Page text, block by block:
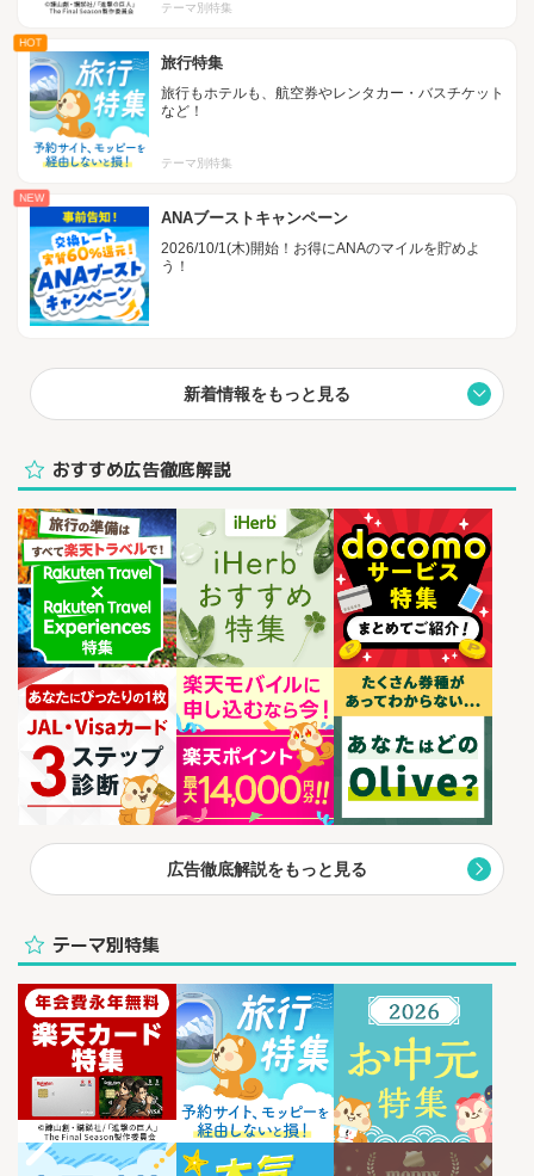
テーマ別特集
HOT
旅行特集
旅行もホテルも、航空券やレンタカー・バスチケット
など！
テーマ別特集
NEW
ANAブーストキャンペーン
2026/10/1(木)開始！お得にANAのマイルを貯めよ
う！
新着情報をもっと見る
おすすめ広告徹底解説
広告徹底解説をもっと見る
テーマ別特集